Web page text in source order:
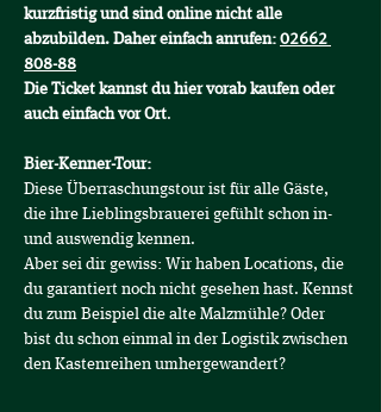
kurzfristig und sind online nicht alle
abzubilden. Daher einfach anrufen: 02662
808-88
Die Ticket kannst du hier vorab kaufen oder
auch einfach vor Ort.
Bier-Kenner-Tour:
Diese Überraschungstour ist für alle Gäste,
die ihre Lieblingsbrauerei gefühlt schon in-
und auswendig kennen.
Aber sei dir gewiss: Wir haben Locations, die
du garantiert noch nicht gesehen hast. Kennst
du zum Beispiel die alte Malzmühle? Oder
bist du schon einmal in der Logistik zwischen
den Kastenreihen umhergewandert?